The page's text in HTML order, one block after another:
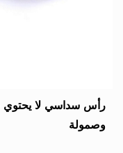
رأس سداسي لا يحتوي
وصمولة